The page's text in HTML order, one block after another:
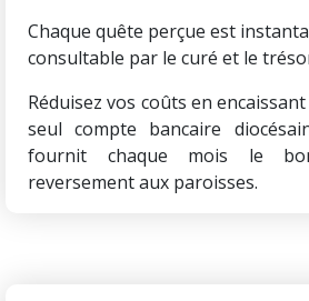
Chaque quête perçue est
consultable par le curé et le
Réduisez vos coûts en
seul compte bancaire
fournit chaque mois le
reversement aux paroisses.